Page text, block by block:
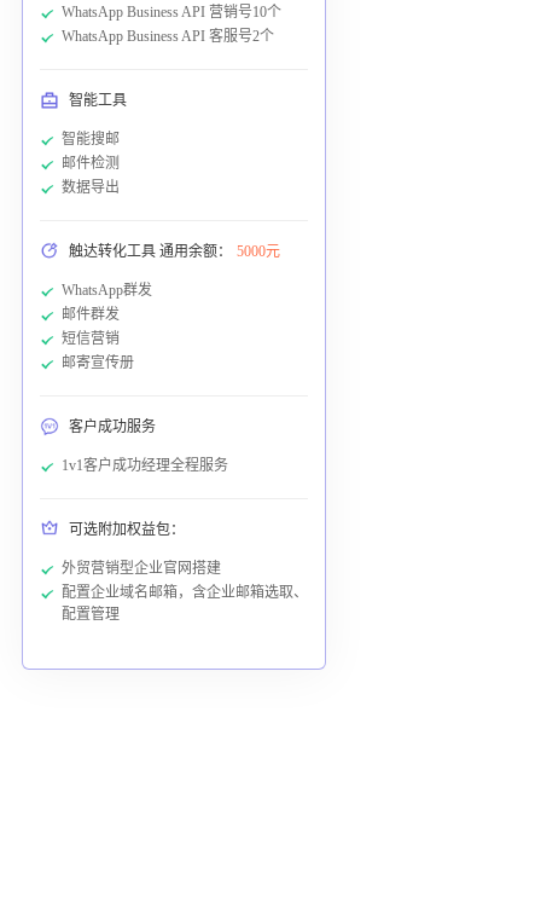
WhatsApp Business API 营销号10个
WhatsApp Business API 客服号2个
智能工具
智能搜邮
邮件检测
数据导出
触达转化工具 通用余额： 5000元
WhatsApp群发
邮件群发
短信营销
邮寄宣传册
客户成功服务
1v1客户成功经理全程服务
可选附加权益包：
外贸营销型企业官网搭建
配置企业域名邮箱，含企业邮箱选取、
配置管理